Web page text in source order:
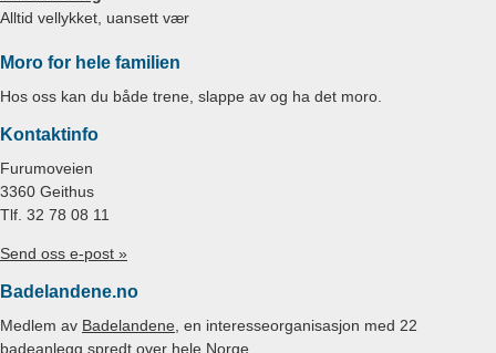
Alltid vellykket, uansett vær
Moro for hele familien
Hos oss kan du både trene, slappe av og ha det moro.
Kontaktinfo
Furumoveien
3360 Geithus
Tlf. 32 78 08 11
Send oss e-post »
Badelandene.no
Medlem av Badelandene , en interesseorganisasjon med 22
badeanlegg spredt over hele Norge.